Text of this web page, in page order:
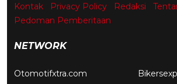
Kontak Privacy Policy Redaksi
Pedoman Pemberitaan
NETWORK
Otomotifxtra.com